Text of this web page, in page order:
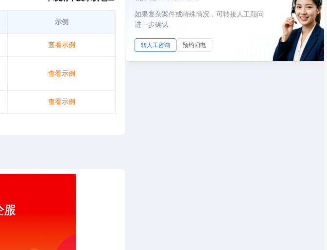
示例
查看示例
查看示例
查看示例
如果复杂案件或特殊情况，可转接人工顾问
进一步确认
转人工咨询 预约回电